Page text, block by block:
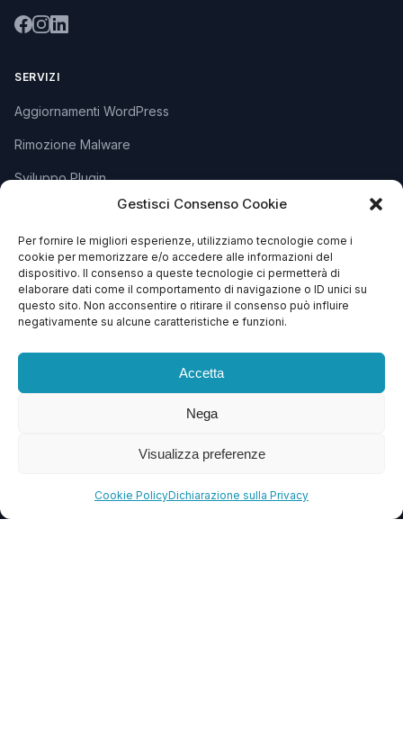
Gestisci Consenso Cookie
Per fornire le migliori esperienze, utilizziamo tecnologie come i
cookie per memorizzare e/o accedere alle informazioni del
dispositivo. Il consenso a queste tecnologie ci permetterà di
elaborare dati come il comportamento di navigazione o ID unici su
questo sito. Non acconsentire o ritirare il consenso può influire
negativamente su alcune caratteristiche e funzioni.
Accetta
Nega
Visualizza preferenze
Cookie PolicyDichiarazione sulla Privacy
SERVIZI
Aggiornamenti WordPress
Rimozione Malware
Sviluppo Plugin
SUPPORTO
Apri Ticket
info@soccorsowp.it